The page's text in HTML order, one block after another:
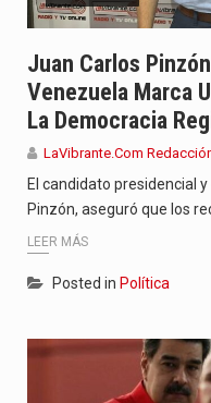
Juan Carlos
Venezuela Marca
La Democracia
LaVibrante.Com
El candidato presidencial
Pinzón, aseguró que los
LEER MÁS
Posted in Política